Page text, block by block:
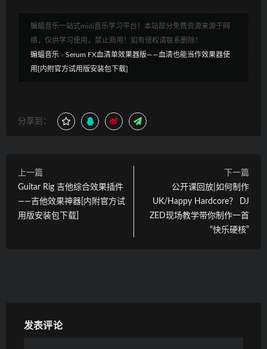
蝙蝠音乐一站式midi音乐学习平台！本站部分免费资源来源于网
络，仅供学习使用，禁止商用！如有侵权请联系删除！
蝙蝠音乐 » Serum FX血清单效果器版——血清也能当作效果器使
用[内附官方试用版安装包下载]
分享到：
上一篇
Guitar Rig 吉他综合效果插件
——吉他效果神器[内附官方试
用版安装包下载]
下一篇
公开课回放|如何制作
UK/Happy Hardcore？ DJ
ZED现场教学带你制作一首
“快乐硬核”
发表评论